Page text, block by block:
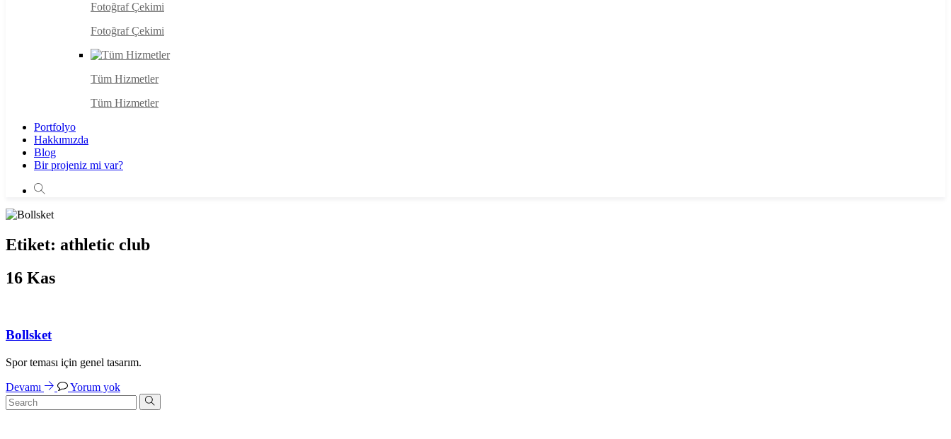
Fotoğraf Çekimi
Fotoğraf Çekimi
Tüm Hizmetler
Tüm Hizmetler
Portfolyo
Hakkımızda
Blog
Bir projeniz mi var?
Etiket: athletic club
16 Kas
Bollsket
Spor teması için genel tasarım.
Devamı Yorum yok